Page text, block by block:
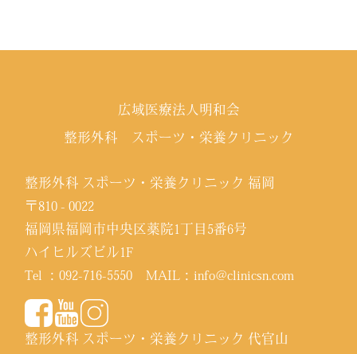
広域医療法人明和会
整形外科 スポーツ・栄養クリニック
整形外科 スポーツ・栄養クリニック 福岡
〒810 - 0022
福岡県福岡市中央区薬院1丁目5番6号
ハイヒルズビル1F
Tel ：092-716-5550 MAIL：info@clinicsn.com
整形外科 スポーツ・栄養クリニック 代官山